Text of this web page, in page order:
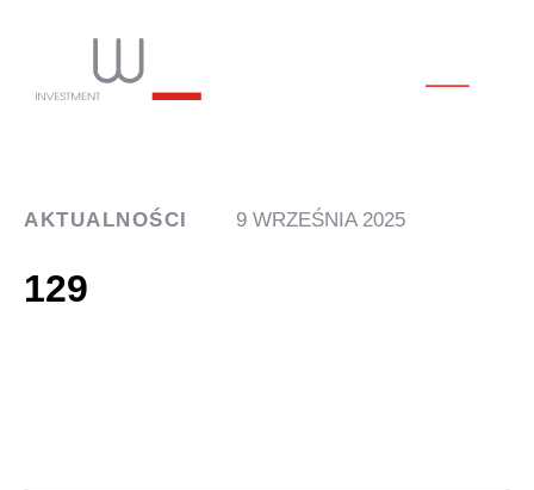
AKTUALNOŚCI 9 WRZEŚNIA 2025
129